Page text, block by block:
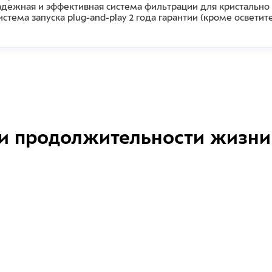
и эффективная система фильтрации для
запуска plug-and-play 2 года гарантии (кроме
продолжительности жизни